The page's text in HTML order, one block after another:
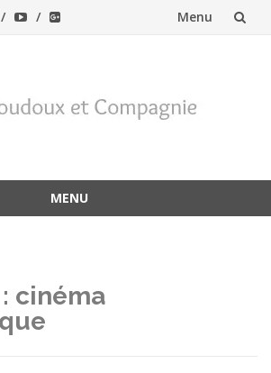
Menu
MENU
cinéma